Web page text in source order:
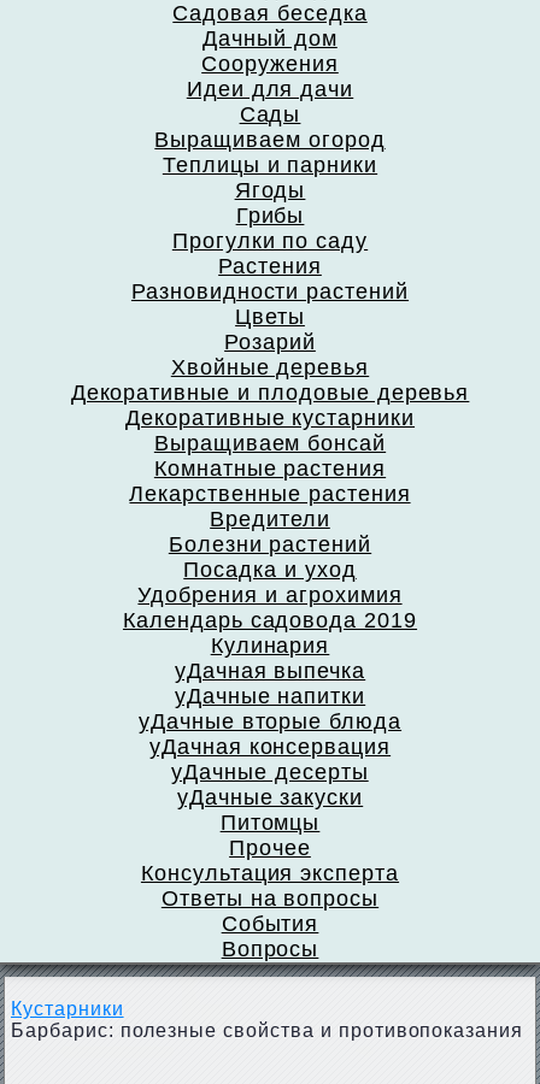
Садовая беседка
Дачный дом
Сооружения
Идеи для дачи
Сады
Выращиваем огород
Теплицы и парники
Ягоды
Грибы
Прогулки по саду
Растения
Разновидности растений
Цветы
Розарий
Хвойные деревья
Декоративные и плодовые деревья
Декоративные кустарники
Выращиваем бонсай
Комнатные растения
Лекарственные растения
Вредители
Болезни растений
Посадка и уход
Удобрения и агрохимия
Календарь садовода 2019
Кулинария
уДачная выпечка
уДачные напитки
уДачные вторые блюда
уДачная консервация
уДачные десерты
уДачные закуски
Питомцы
Прочее
Консультация эксперта
Ответы на вопросы
События
Вопросы
Кустарники
Барбарис: полезные свойства и противопоказания